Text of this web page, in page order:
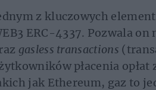
z kluczowych
ERC-4337. Pozwala
gasless transactions
płacenia
jak Ethereum, gaz to